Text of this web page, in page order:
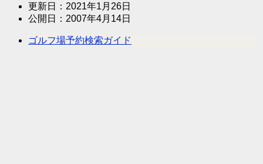
更新日： 2021年1月26日
公開日： 2007年4月14日
ゴルフ場予約検索ガイド